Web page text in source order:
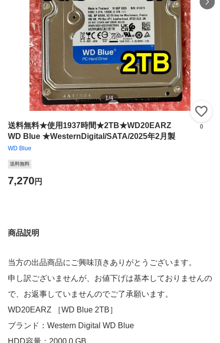
1/4
送料無料★使用1937時間★2TB★WD20EARZ
WD Blue ★WesternDigital/SATA/2025年2月製
WD Blue
0
送料無料
7,270円
商品説明
当方の出品商品にご興味頂きありがとうございます。
申し訳ございませんが、お値下げは基本しておりませんの
で、お返事していませんのでご了承願います。
WD20EARZ ［WD Blue 2TB］
ブランド：Western Digital WD Blue